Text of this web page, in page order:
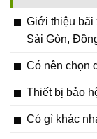
Giới thiệu bãi
Sài Gòn,
Có nên chọn
Thiết bị bảo
Có gì khác